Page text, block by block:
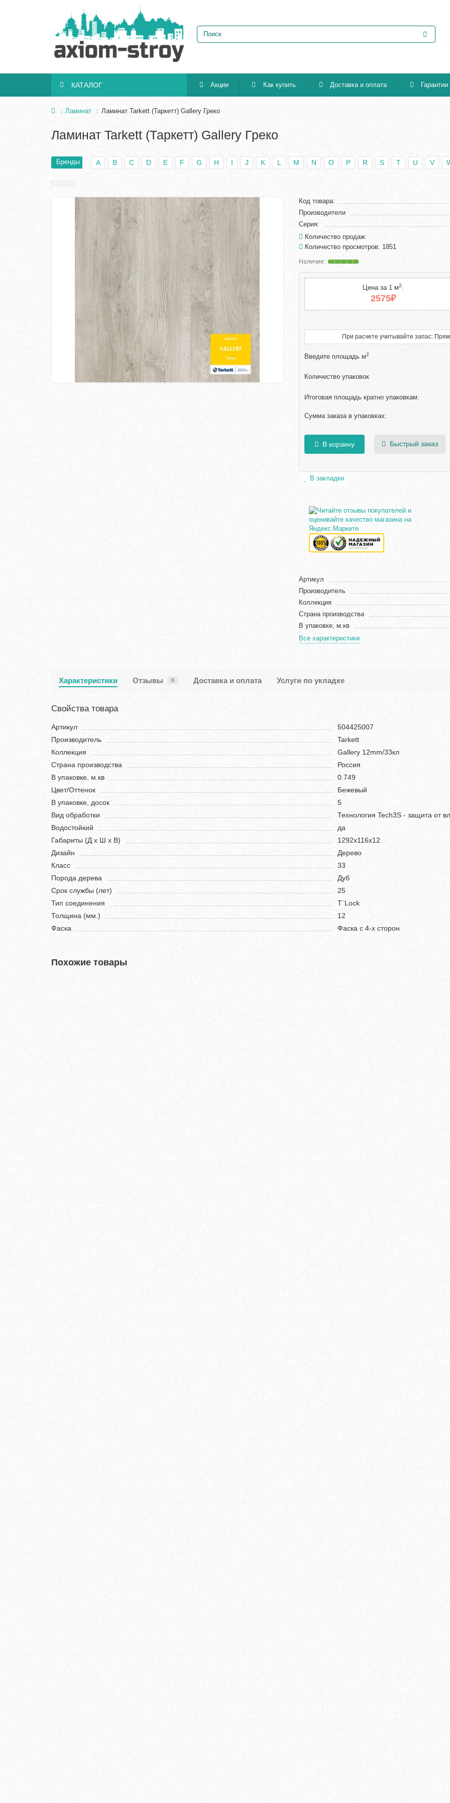
КАТАЛОГ Акции Как купить Доставка и оплата
Ламинат Ламинат Tarkett (Таркетт) Gallery Греко
Ламинат Tarkett (Таркетт) Gallery Греко
Бренды A B C D E F G H I J K L M N O P R S T U V
Код товара:
Производители
Серия:
Количество продаж:
Количество просмотров: 1851
Цена за 1 м2:
2575₽
При расчете учитывайте запас:
Введите площадь м2
Количество упаковок
Итоговая площадь кратно упаковкам:
Сумма заказа в упаковках:
В корзину Быстрый заказ
В закладки
Артикул
Производитель
Коллекция
Страна производства
В упаковке, м.кв
Все характеристики
Характеристики Отзывы 0 Доставка и оплата Услуги по укладке
Свойства товара
Артикул
504425007
Производитель
Tarkett
Коллекция
Gallery 12mm/33кл
Страна производства
Россия
В упаковке, м.кв
0.749
Цвет/Оттенок
Бежевый
В упаковке, досок
5
Вид обработки
Технология Tech3S - защита от
Водостойкий
да
Габариты (Д х Ш х В)
1292х116х12
Дизайн
Дерево
Класс
33
Порода дерева
Дуб
Срок службы (лет)
25
Тип соединения
T`Lock
Толщина (мм.)
12
Фаска
Фаска с 4-х сторон
Похожие товары